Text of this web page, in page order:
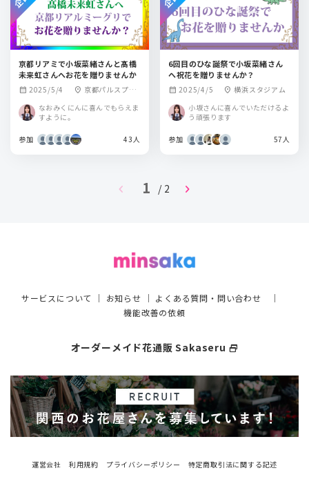
京都リアミで小坂菜緒さんと髙橋
未来虹さんへお花を贈りませんか
calendar_month 2025/5/4 location_on 京都パルスプラ
なおみくにんに喜んでもらえま
すように。
参加 43人
6回目のひな誕祭で小坂菜緒さん
へ祝花を贈りませんか？
calendar_month 2025/4/5 location_on 横浜スタジアム
小坂さんに喜んでいただけるよ
う頑張ります
参加 57人
chevron_left 1 / 2 chevron_right
サービスについて ｜ お知らせ ｜ よくある質問・問い合わせ ｜
機能改善の依頼
オーダーメイド花通販 Sakaseru select_window
運営会社 利用規約 プライバシーポリシー 特定商取引法に関する記述